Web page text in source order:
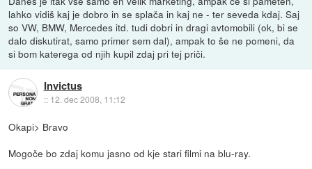
lahko vidiš kaj je dobro in se splača in kaj ne - ter seveda kdaj. Saj
so VW, BMW, Mercedes itd. tudi dobri in dragi avtomobili (ok, bi se
dalo diskutirat, samo primer sem dal), ampak to še ne pomeni, da
si bom katerega od njih kupil zdaj pri tej priči.
Invictus
:: 12. dec 2008, 11:12
Okapi> Bravo
Mogoče bo zdaj komu jasno od kje stari filmi na blu-ray.